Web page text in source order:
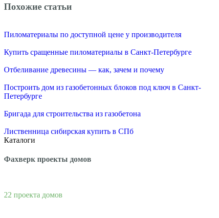
Похожие статьи
Пиломатериалы по доступной цене у производителя
Купить сращенные пиломатериалы в Санкт-Петербурге
Отбеливание древесины — как, зачем и почему
Построить дом из газобетонных блоков под ключ в Санкт-
Петербурге
Бригада для строительства из газобетона
Лиственница сибирская купить в СПб
Каталоги
Фахверк проекты домов
22 проекта домов